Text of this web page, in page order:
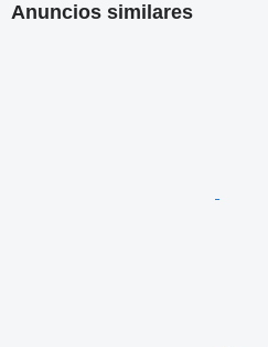
Anuncios similares